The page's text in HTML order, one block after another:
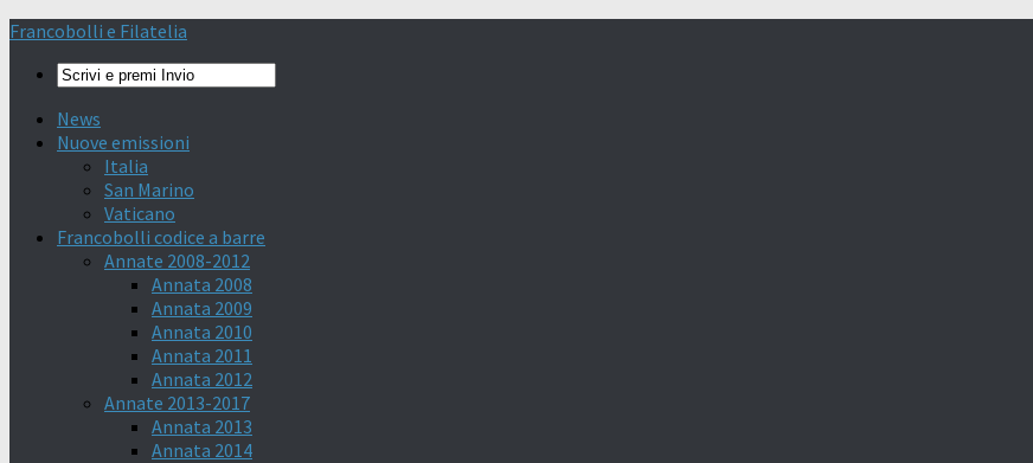
Francobolli e Filatelia
News
Nuove emissioni
Italia
San Marino
Vaticano
Francobolli codice a barre
Annate 2008-2012
Annata 2008
Annata 2009
Annata 2010
Annata 2011
Annata 2012
Annate 2013-2017
Annata 2013
Annata 2014